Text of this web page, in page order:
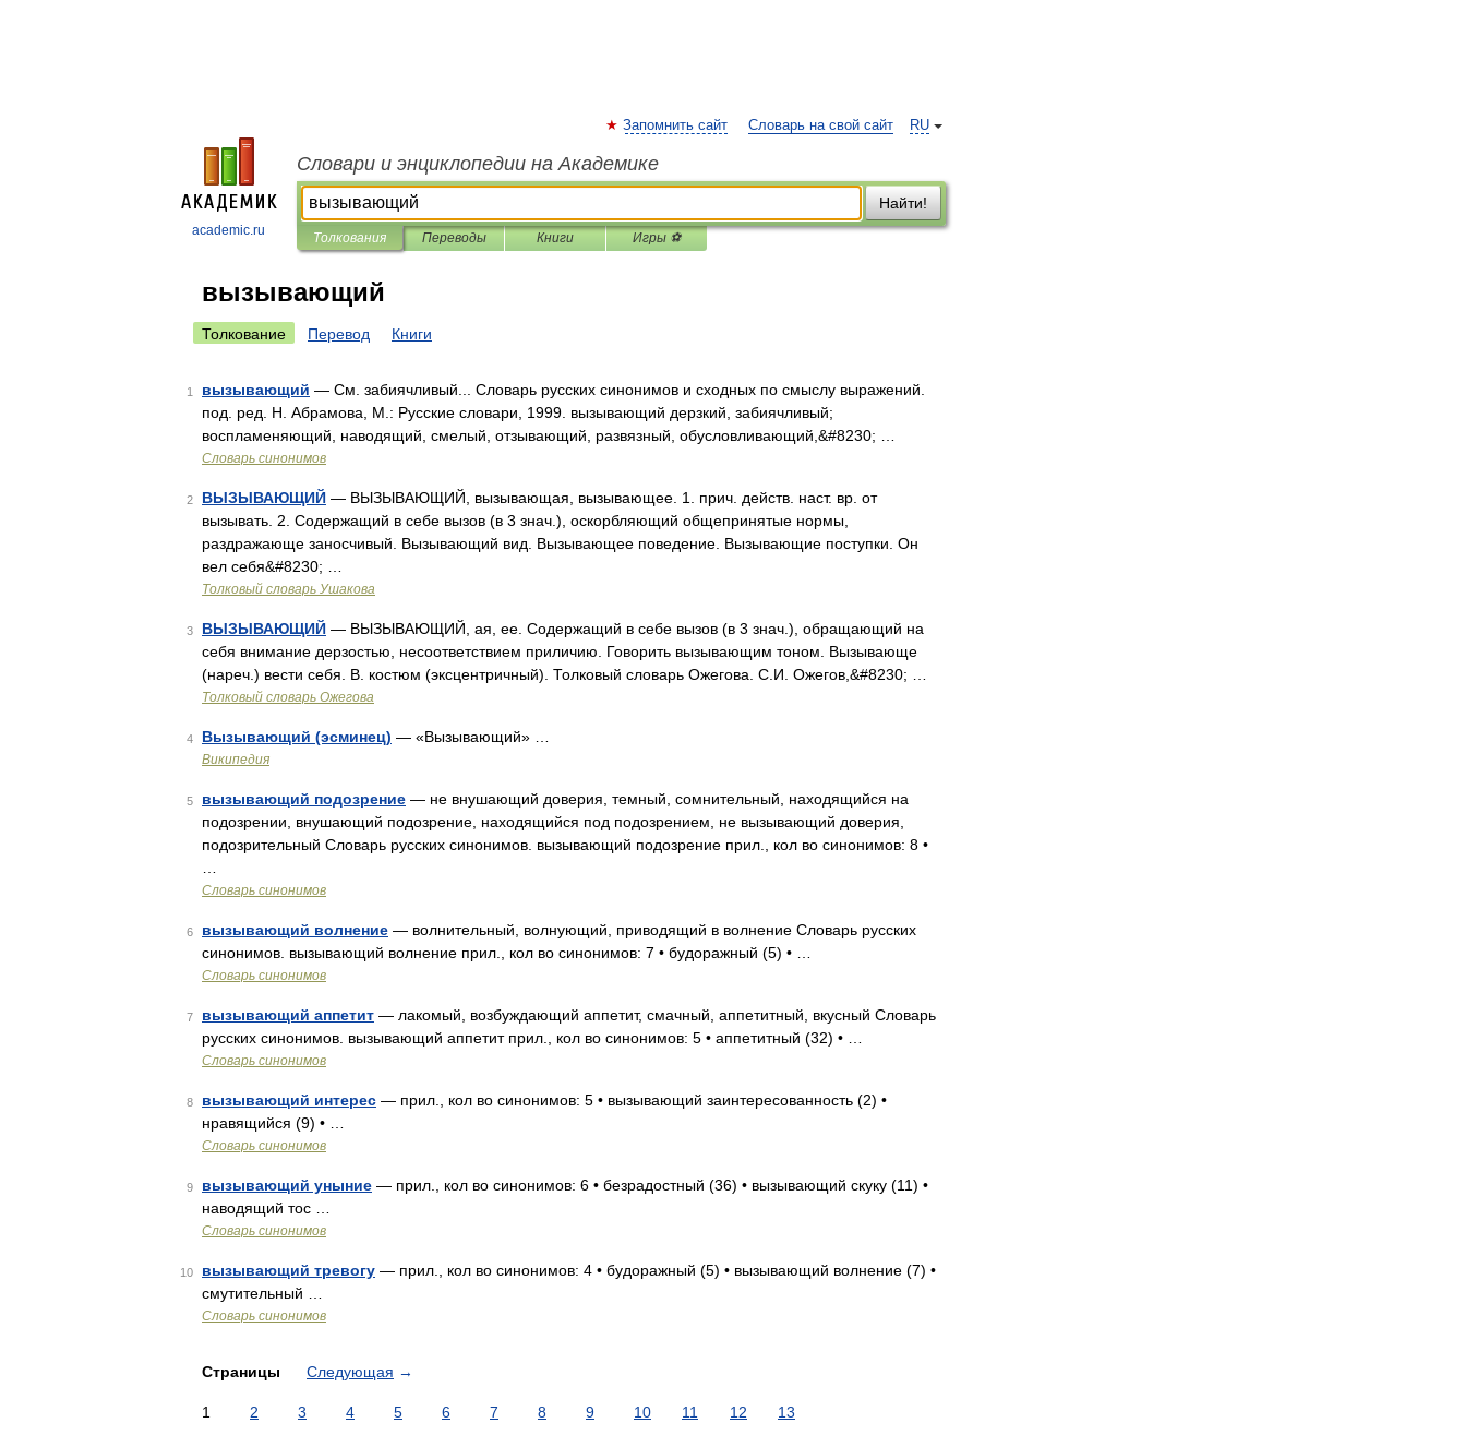
academic.ru
RU
Запомнить сайт Словарь на свой сайт
Словари и энциклопедии на Академике
Найти!
Толкования Переводы Книги Игры ⚽
вызывающий
Толкование Перевод Книги
1 вызывающий — См. забиячливый... Словарь русских синонимов и сходных по смыслу выражений.
под. ред. Н. Абрамова, М.: Русские словари, 1999. вызывающий дерзкий, забиячливый;
воспламеняющий, наводящий, смелый, отзывающий, развязный, обусловливающий,&#8230; …
Словарь синонимов
2 ВЫЗЫВАЮЩИЙ — ВЫЗЫВАЮЩИЙ, вызывающая, вызывающее. 1. прич. действ. наст. вр. от
вызывать. 2. Содержащий в себе вызов (в 3 знач.), оскорбляющий общепринятые нормы,
раздражающе заносчивый. Вызывающий вид. Вызывающее поведение. Вызывающие поступки. Он
вел себя&#8230; …
Толковый словарь Ушакова
3 ВЫЗЫВАЮЩИЙ — ВЫЗЫВАЮЩИЙ, ая, ее. Содержащий в себе вызов (в 3 знач.), обращающий на
себя внимание дерзостью, несоответствием приличию. Говорить вызывающим тоном. Вызывающе
(нареч.) вести себя. В. костюм (эксцентричный). Толковый словарь Ожегова. С.И. Ожегов,&#8230; …
Толковый словарь Ожегова
4 Вызывающий (эсминец) — «Вызывающий» …
Википедия
5 вызывающий подозрение — не внушающий доверия, темный, сомнительный, находящийся на
подозрении, внушающий подозрение, находящийся под подозрением, не вызывающий доверия,
подозрительный Словарь русских синонимов. вызывающий подозрение прил., кол во синонимов: 8 •
Словарь синонимов
6 вызывающий волнение — волнительный, волнующий, приводящий в волнение Словарь русских
синонимов. вызывающий волнение прил., кол во синонимов: 7 • будоражный (5) • …
Словарь синонимов
7 вызывающий аппетит — лакомый, возбуждающий аппетит, смачный, аппетитный, вкусный Словарь
русских синонимов. вызывающий аппетит прил., кол во синонимов: 5 • аппетитный (32) • …
Словарь синонимов
8 вызывающий интерес — прил., кол во синонимов: 5 • вызывающий заинтересованность (2) •
нравящийся (9) • …
Словарь синонимов
9 вызывающий уныние — прил., кол во синонимов: 6 • безрадостный (36) • вызывающий скуку (11) •
наводящий тос …
Словарь синонимов
10 вызывающий тревогу — прил., кол во синонимов: 4 • будоражный (5) • вызывающий волнение (7) •
смутительный …
Словарь синонимов
Страницы Следующая →
1 2 3 4 5 6 7 8 9 10 11 12 13